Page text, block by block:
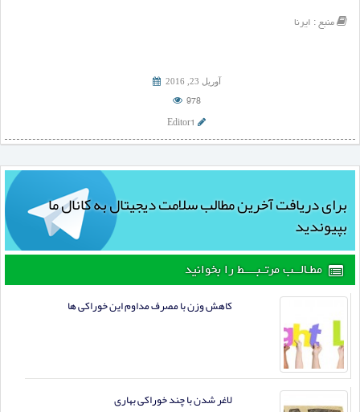
منبع :ایرنا
آوریل 23, 2016
978
Editor1
برای دریافت آخرین مطالب سلامت دیجیتال به کانال ما
بپیوندید
مطـالــب مرتـبــــط را بخوانید
کاهش وزن با مصرف مداوم این خوراکی ها
لاغر شدن با چند خوراكی بهاری